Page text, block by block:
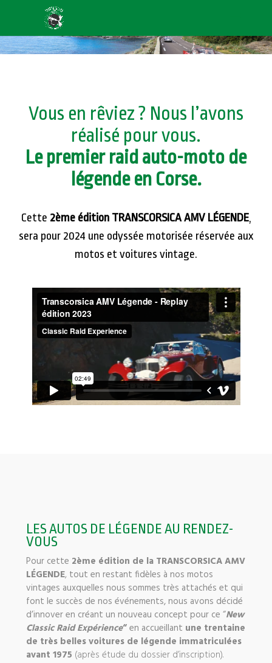
Vous en rêviez ? Nous l’avons
réalisé pour vous.
Le premier raid auto-moto de
légende en Corse.
Cette 2ème édition TRANSCORSICA AMV LÉGENDE,
sera pour 2024 une odyssée motorisée réservée aux
motos et voitures vintage.
LES AUTOS DE LÉGENDE AU RENDEZ-
VOUS
Pour cette 2ème édition de la TRANSCORSICA AMV
LÉGENDE,tout en restant fidèles à nos motos
vintages auxquelles nous sommes très attachés et qui
font le succès de nos événements, nous avons décidé
d’innover en créant un nouveau concept pour ce “New
Classic Raid Expérience“en accueillant une trentaine
de très belles voitures de légende immatriculées
avant 1975 (après étude du dossier d’inscription).